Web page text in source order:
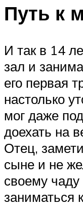
Путь к
И так в 14
зал и
его первая
настолько
мог даже
доехать на
Отец,
сыне и не
своему чаду
заниматься